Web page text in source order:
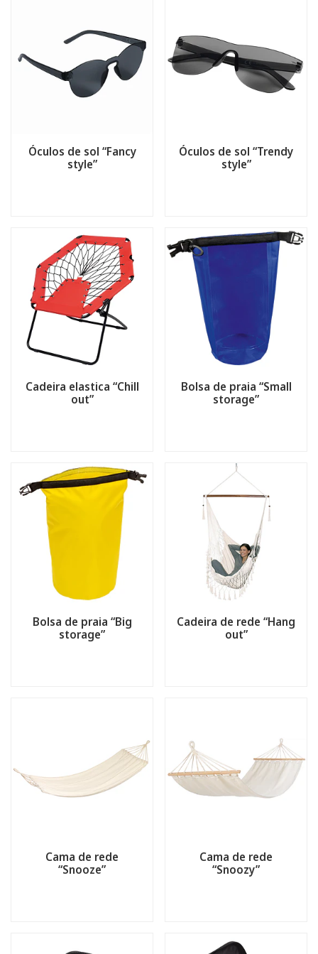
Óculos de sol “Fancy
style”
Óculos de sol “Trendy
style”
Cadeira elastica “Chill
out”
Bolsa de praia “Small
storage”
Bolsa de praia “Big
storage”
Cadeira de rede “Hang
out”
Cama de rede
“Snooze”
Cama de rede
“Snoozy”